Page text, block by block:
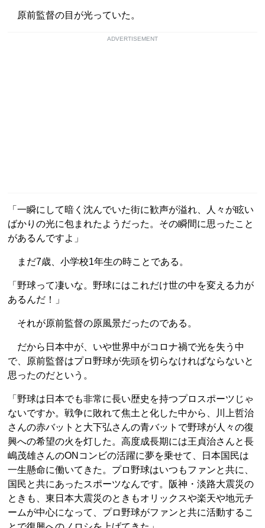
原前監督の目が光っていた。
ADVERTISEMENT
「一瞬にして暗く沈んでいた街に歓声が溢れ、人々が眩い
ばかりの光に包まれたようだった。その瞬間に思ったこと
があるんですよ」
まだ7歳、小学校1年生の時ことである。
「野球って凄いな。野球にはこれだけ世の中を変える力が
あるんだ！」
それが原前監督の原風景だったのである。
だから日本中が、いや世界中がコロナ禍で光を失う中
で、原前監督はプロ野球が先頭を切らなければならないと
思ったのだという。
「野球は日本でも非常に長い歴史を持つプロスポーツじゃ
ないですか。戦争に敗れて焦土と化した中から、川上哲治
さんの赤バットと大下弘さんの青バットで野球が人々の復
興への希望の火を灯した。高度成長期には王貞治さんと長
嶋茂雄さんのONコンビの活躍に夢を乗せて、日本国民は
一生懸命に働いてきた。プロ野球はいつもファンと共に、
国民と共にあったスポーツなんです。阪神・淡路大震災の
ときも、東日本大震災のときもオリックスや楽天や地元チ
ームが中心になって、プロ野球がファンと共に活動するこ